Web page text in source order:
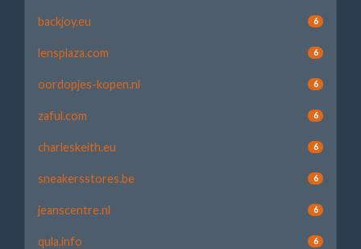
backjoy.eu 6
lensplaza.com 6
oordopjes-kopen.nl 6
zaful.com 6
charleskeith.eu 6
sneakersstores.be 6
jeanscentre.nl 6
qula.info 6